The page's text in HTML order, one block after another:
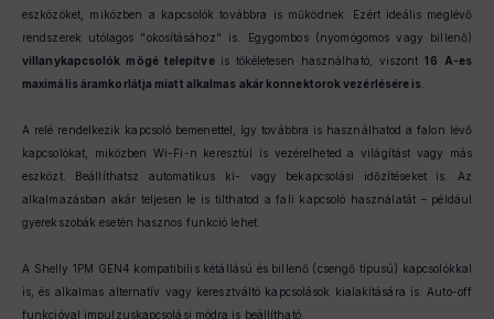
eszközöket, miközben a kapcsolók továbbra is működnek. Ezért ideális meglévő
rendszerek utólagos "okosításához" is. Egygombos (nyomógomos vagy billenő)
villanykapcsolók mögé telepítve is tökéletesen használható, viszont16
A-es
maximális áramkorlátja miatt alkalmas akár konnektorok vezérlésére is
A relé rendelkezik kapcsoló bemenettel, így továbbra is használhatod a falon lévő
kapcsolókat, miközben Wi-Fi-n keresztül is vezérelheted a világítást vagy más
eszközt. Beállíthatsz automatikus ki- vagy bekapcsolási időzítéseket is. Az
alkalmazásban akár teljesen le is tilthatod a fali kapcsoló használatát – például
gyerekszobák esetén hasznos funkció lehet.
A Shelly 1PM GEN4 kompatibilis kétállású és billenő (csengő típusú) kapcsolókkal
is, és alkalmas alternatív vagy keresztváltó kapcsolások kialakítására is. Auto-off
funkcióval impulzuskapcsolási módra is beállítható.